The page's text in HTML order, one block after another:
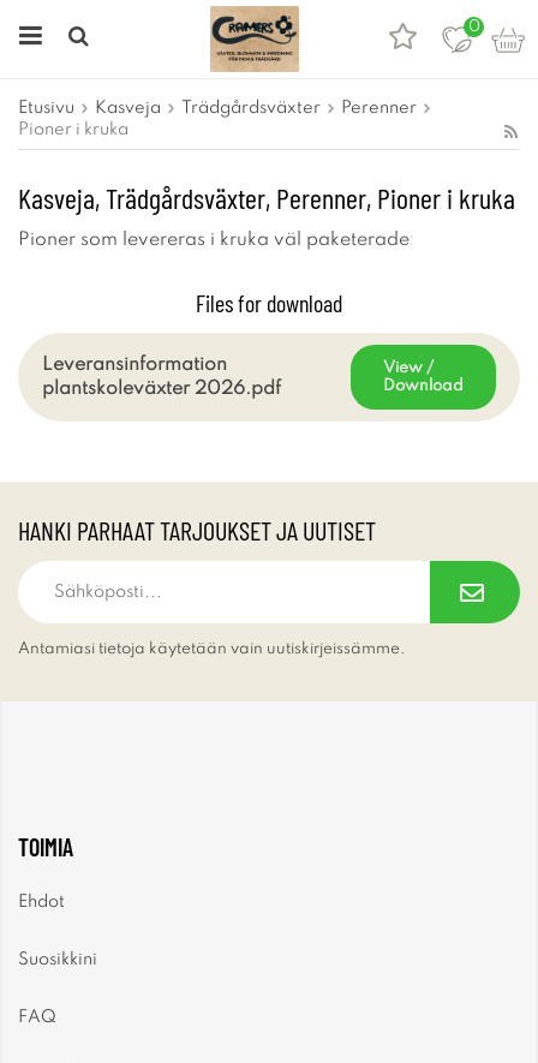
0
Etusivu Kasveja Trädgårdsväxter
Perenner
Pioner i kruka
Kasveja, Trädgårdsväxter, Perenner, Pioner i kruka
Pioner som levereras i kruka väl paketerade
Files for download
Leveransinformation
plantskoleväxter 2026.pdf
View /
Download
HANKI PARHAAT TARJOUKSET JA UUTISET
Antamiasi tietoja käytetään vain uutiskirjeissämme.
TOIMIA
Ehdot
Suosikkini
FAQ